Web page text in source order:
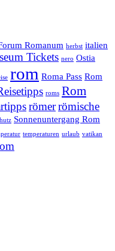
Romanum herbst italien
Tickets nero Ostia
rom Roma Pass Rom
roms Rom
römerrömische
Sonnenuntergang Rom
temperaturen urlaub vatikan